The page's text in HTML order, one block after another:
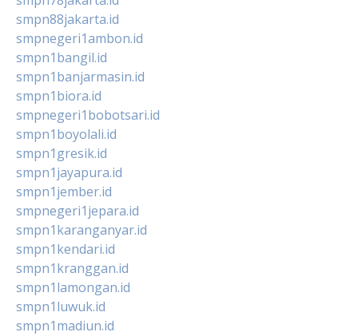
smpn88jakarta.id
smpnegeri1ambon.id
smpn1bangil.id
smpn1banjarmasin.id
smpn1biora.id
smpnegeri1bobotsari.id
smpn1boyolali.id
smpn1gresik.id
smpn1jayapura.id
smpn1jember.id
smpnegeri1jepara.id
smpn1karanganyar.id
smpn1kendari.id
smpn1kranggan.id
smpn1lamongan.id
smpn1luwuk.id
smpn1madiun.id